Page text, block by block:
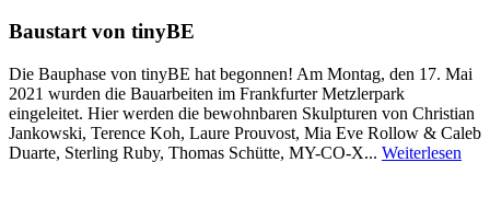
Baustart von tinyBE
Die Bauphase von tinyBE hat begonnen! Am Montag, den 17. Mai
2021 wurden die Bauarbeiten im Frankfurter Metzlerpark
eingeleitet. Hier werden die bewohnbaren Skulpturen von Christian
Jankowski, Terence Koh, Laure Prouvost, Mia Eve Rollow & Caleb
Duarte, Sterling Ruby, Thomas Schütte, MY-CO-X... Weiterlesen